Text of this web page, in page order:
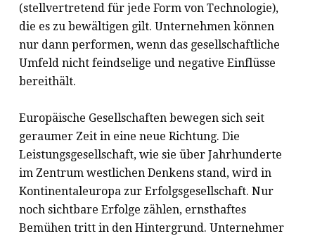
(stellvertretend für jede Form von Technologie),
die es zu bewältigen gilt. Unternehmen können
nur dann performen, wenn das gesellschaftliche
Umfeld nicht feindselige und negative Einflüsse
bereithält.
Europäische Gesellschaften bewegen sich seit
geraumer Zeit in eine neue Richtung. Die
Leistungsgesellschaft, wie sie über Jahrhunderte
im Zentrum westlichen Denkens stand, wird in
Kontinentaleuropa zur Erfolgsgesellschaft. Nur
noch sichtbare Erfolge zählen, ernsthaftes
Bemühen tritt in den Hintergrund. Unternehmer